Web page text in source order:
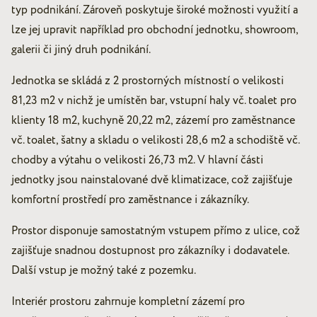
typ podnikání. Zároveň poskytuje široké možnosti využití a
lze jej upravit například pro obchodní jednotku, showroom,
galerii či jiný druh podnikání.
Jednotka se skládá z 2 prostorných místností o velikosti
81,23 m2 v nichž je umístěn bar, vstupní haly vč. toalet pro
klienty 18 m2, kuchyně 20,22 m2, zázemí pro zaměstnance
vč. toalet, šatny a skladu o velikosti 28,6 m2 a schodiště vč.
chodby a výtahu o velikosti 26,73 m2. V hlavní části
jednotky jsou nainstalované dvě klimatizace, což zajišťuje
komfortní prostředí pro zaměstnance i zákazníky.
Prostor disponuje samostatným vstupem přímo z ulice, což
zajišťuje snadnou dostupnost pro zákazníky i dodavatele.
Další vstup je možný také z pozemku.
Interiér prostoru zahrnuje kompletní zázemí pro